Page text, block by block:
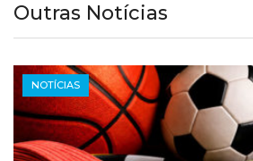
Outras Notícias
NOTÍCIAS